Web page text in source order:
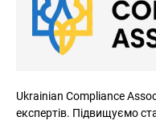
Ukrainian Compliance
експертів. Підвищуємо